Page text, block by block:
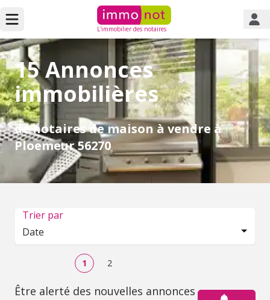
L'immobilier des notaires
15 Annonces
immobilières
de notaires de maison à vendre à
Ploemeur 56270
Trier par
Date
1 2
Être alerté des nouvelles annonces